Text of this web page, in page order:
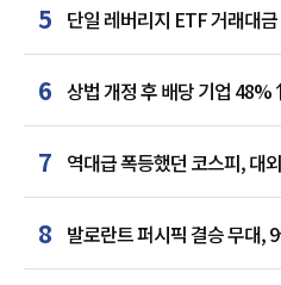
5 단일 레버리지 ETF 거래대
6 상법 개정 후 배당 기업
최다'
7 역대급 폭등했던 코스피, 대
급락
8 발로란트 퍼시픽 결승 무대,